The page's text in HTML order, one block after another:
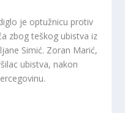
je optužnicu protiv
zbog teškog ubistva iz
Simić. Zoran Marić,
ubistva, nakon